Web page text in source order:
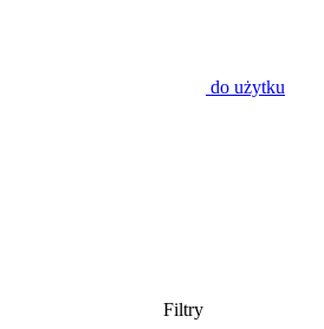
do użytku
Filtry